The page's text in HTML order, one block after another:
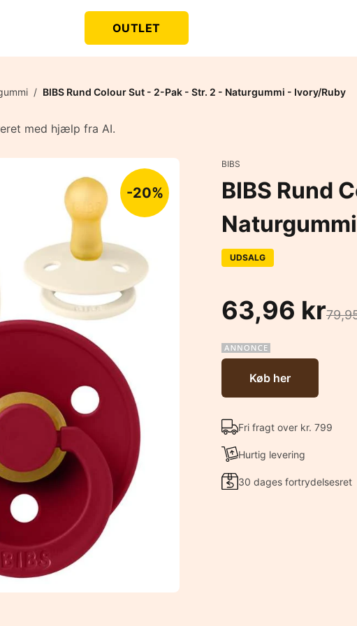
OUTLET
/ BIBS Rund Colour Sut - 2-Pak - Str. 2 - Naturgummi - Ivory/Ruby
med hjælp fra AI.
-20%
BIBS
BIBS Rund
UDSALG
63,96 kr
Køb her
Fri fragt over kr. 799
Hurtig levering
30 dages fortrydelsesret